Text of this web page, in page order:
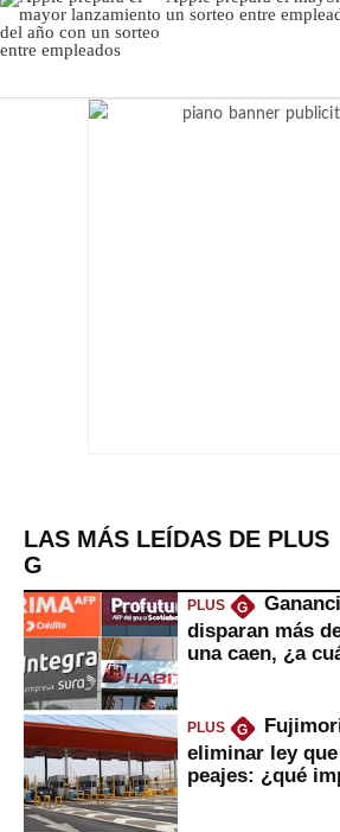
un sorteo entre
LAS MÁS LEÍDAS DE PLUS
G
PLUS G
disparan más
una caen, ¿a
PLUS G
eliminar ley
peajes: ¿qué